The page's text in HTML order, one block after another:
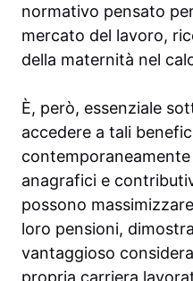
normativo pensato
mercato del lavoro,
della maternità nel
È, però, essenziale
accedere a tali
anagrafici e
possono
loro pensioni,
vantaggioso
propria carriera